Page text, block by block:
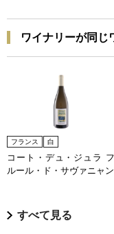
ワイナリーが同じ
フランス 白
コート・デュ・ジュラ フ
ルール・ド・サヴァニャン
すべて見る